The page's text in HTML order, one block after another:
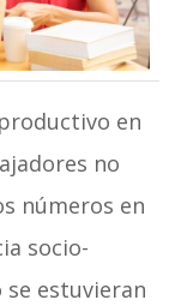
en
no
números en
socio-
estuvieran